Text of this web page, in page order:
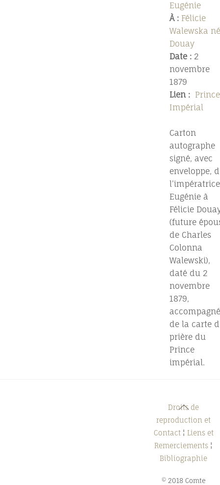
Eugénie
À : Félicie
Walewska
Douay
Date : 2
novembre
1879
Lien : Prince
Impérial
Carton
autographe
signé, avec
enveloppe,
l’impératrice
Eugénie à
Félicie
(future
de Charles
Colonna
Walewski),
daté du 2
novembre
1879,
accompagné
de la carte
prière du
Prince
impérial.
Back
To
Top
Droits de
reproduction et
Contact¦ Liens et
Remerciements ¦
Bibliographie
© 2018 Comte